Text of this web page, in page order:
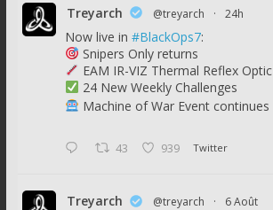
Treyarch @treyarch · 24h
Now live in #BlackOps7:
Snipers Only returns
EAM IR-VIZ Thermal Reflex Optic
24 New Weekly Challenges
Machine of War Event continues
43 939 Twitter
Treyarch @treyarch · 6 Août